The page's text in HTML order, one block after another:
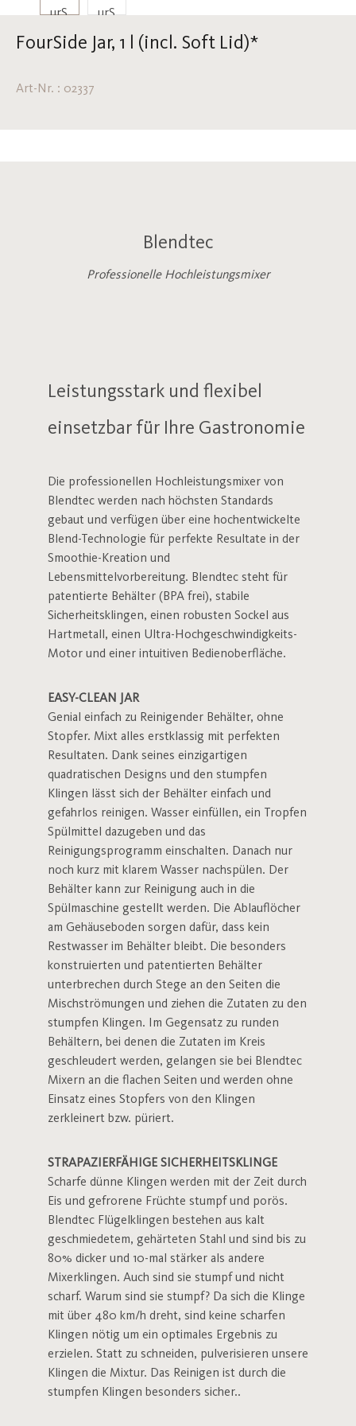
FourSide Jar, 1 l (incl. Soft Lid)*
Art-Nr. : 02337
Blendtec
Professionelle Hochleistungsmixer
Leistungsstark und flexibel
einsetzbar für Ihre Gastronomie
Die professionellen Hochleistungsmixer von
Blendtec werden nach höchsten Standards
gebaut und verfügen über eine hochentwickelte
Blend-Technologie für perfekte Resultate in der
Smoothie-Kreation und
Lebensmittelvorbereitung. Blendtec steht für
patentierte Behälter (BPA frei), stabile
Sicherheitsklingen, einen robusten Sockel aus
Hartmetall, einen Ultra-Hochgeschwindigkeits-
Motor und einer intuitiven Bedienoberfläche.
EASY-CLEAN JAR
Genial einfach zu Reinigender Behälter, ohne
Stopfer. Mixt alles erstklassig mit perfekten
Resultaten. Dank seines einzigartigen
quadratischen Designs und den stumpfen
Klingen lässt sich der Behälter einfach und
gefahrlos reinigen. Wasser einfüllen, ein Tropfen
Spülmittel dazugeben und das
Reinigungsprogramm einschalten. Danach nur
noch kurz mit klarem Wasser nachspülen. Der
Behälter kann zur Reinigung auch in die
Spülmaschine gestellt werden. Die Ablauflöcher
am Gehäuseboden sorgen dafür, dass kein
Restwasser im Behälter bleibt. Die besonders
konstruierten und patentierten Behälter
unterbrechen durch Stege an den Seiten die
Mischströmungen und ziehen die Zutaten zu den
stumpfen Klingen. Im Gegensatz zu runden
Behältern, bei denen die Zutaten im Kreis
geschleudert werden, gelangen sie bei Blendtec
Mixern an die flachen Seiten und werden ohne
Einsatz eines Stopfers von den Klingen
zerkleinert bzw. püriert.
STRAPAZIERFÄHIGE SICHERHEITSKLINGE
Scharfe dünne Klingen werden mit der Zeit durch
Eis und gefrorene Früchte stumpf und porös.
Blendtec Flügelklingen bestehen aus kalt
geschmiedetem, gehärteten Stahl und sind bis zu
80% dicker und 10-mal stärker als andere
Mixerklingen. Auch sind sie stumpf und nicht
scharf. Warum sind sie stumpf? Da sich die Klinge
mit über 480 km/h dreht, sind keine scharfen
Klingen nötig um ein optimales Ergebnis zu
erzielen. Statt zu schneiden, pulverisieren unsere
Klingen die Mixtur. Das Reinigen ist durch die
stumpfen Klingen besonders sicher..